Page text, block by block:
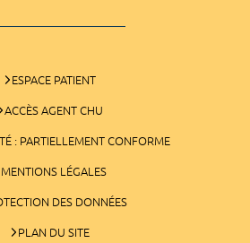
ESPACE PATIENT
ACCÈS AGENT CHU
: PARTIELLEMENT CONFORME
MENTIONS LÉGALES
DES DONNÉES
PLAN DU SITE